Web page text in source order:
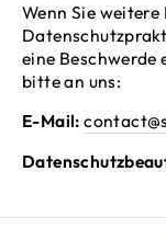
Wenn Sie
eine Beschwerde
bitte an uns:
E-Mail: